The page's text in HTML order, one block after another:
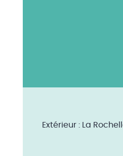
Extérieur : La